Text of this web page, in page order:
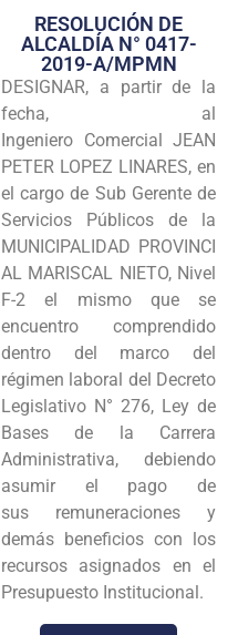
Transparencia
Seguridad
Programas
Intranet
RESOLUCIÓN DE
ALCALDÍA N° 0417-
2019-A/MPMN
DESIGNAR, a partir de la
fecha, al
Ingeniero Comercial JEAN
PETER LOPEZ LINARES, en
el cargo de Sub Gerente de
Servicios Públicos de la
MUNICIPALIDAD PROVINCI
AL MARISCAL NIETO, Nivel
F-2 el mismo que se
encuentro comprendido
dentro del marco del
régimen laboral del Decreto
Legislativo N° 276, Ley de
Bases de la Carrera
Administrativa, debiendo
asumir el pago de
sus remuneraciones y
demás beneficios con los
recursos asignados en el
Presupuesto Institucional.